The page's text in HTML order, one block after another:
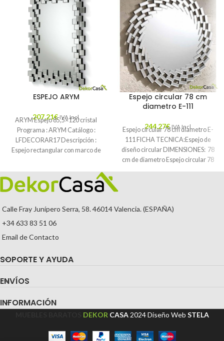
ESPEJO ARYM
207,21€ IVA Incl.
ARYM Espejo 85,5×120 cristal
Programa : ARYM Catálogo :
LFDECORAR17 Descripción :
Espejo rectangular con marco de
Espejo circular 78 cm
diametro E-111
244,27€ IVA Incl.
Espejo circular 78 cm diametro E-
111 FICHA TECNICA:Espejo de
diseño circular DIMENSIONES: 78
cm de diametro Espejo circular 78
cm diametro
Calle Fray Junípero Serra, 58. 46014 Valencia. (ESPAÑA)
+34 633 83 51 06
Email de Contacto
SOPORTE Y AYUDA
ENVÍOS
INFORMACIÓN
DEKOR CASA 2024Diseño Web STELA